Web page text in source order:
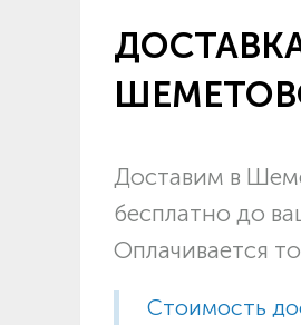
Доставим в
бесплатно до
Оплачивается
Стоимость